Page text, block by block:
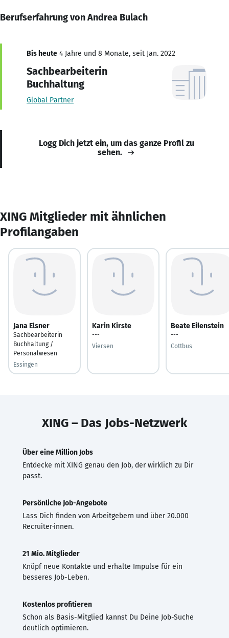
Berufserfahrung von Andrea Bulach
Bis heute 4 Jahre und 8 Monate, seit Jan. 2022
Sachbearbeiterin
Buchhaltung
Global Partner
Logg Dich jetzt ein, um das ganze Profil zu
sehen.
XING Mitglieder mit ähnlichen
Profilangaben
Jana Elsner
Sachbearbeiterin
Buchhaltung /
Personalwesen
Essingen
Karin Kirste
---
Viersen
Beate Eilenstein
---
Cottbus
XING – Das Jobs-Netzwerk
Über eine Million Jobs
Entdecke mit XING genau den Job, der wirklich zu Dir
passt.
Persönliche Job-Angebote
Lass Dich finden von Arbeitgebern und über 20.000
Recruiter·innen.
21 Mio. Mitglieder
Knüpf neue Kontakte und erhalte Impulse für ein
besseres Job-Leben.
Kostenlos profitieren
Schon als Basis-Mitglied kannst Du Deine Job-Suche
deutlich optimieren.